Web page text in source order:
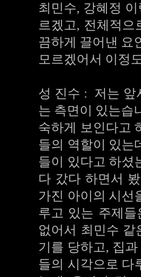
최민수, 강혜정
르겠고, 전체적으
끔하게 끌어낸 요
모르겠어서 이정
성 진수 : 저는 앞
는 측면이 있는습
숙하게 보인다고
들의 역할이 있는
들이 있다고 하셨
다 갔다 하면서
가진 아이의 시선
루고 있는 주제
없어서 최민수
기를 당하고, 집
들의 시각으로 다